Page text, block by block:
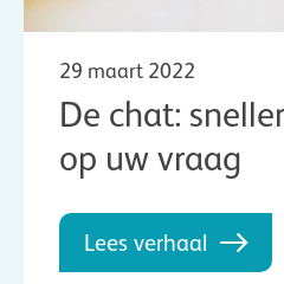
29 maart 2022
De chat:
op uw vraag
Lees verhaal